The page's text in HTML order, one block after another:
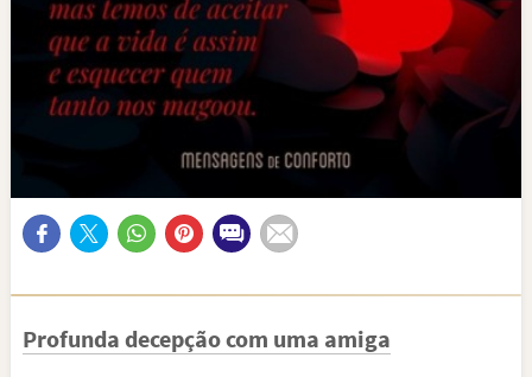
Profunda decepção com uma amiga